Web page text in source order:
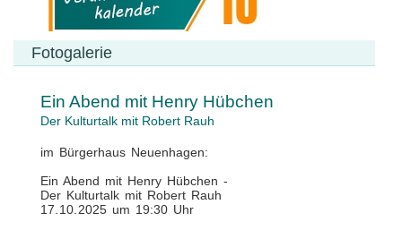
Fotogalerie
Ein Abend mit Henry Hübchen
Der Kulturtalk mit Robert Rauh
im Bürgerhaus Neuenhagen:
Ein Abend mit Henry Hübchen -
Der Kulturtalk mit Robert Rauh
17. 10. 2025 um 19:30 Uhr